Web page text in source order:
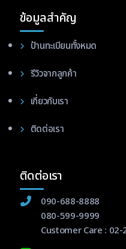
ข้อมูลสำคัญ
ป้านทะเบียนทั้งหมด
รีวิวจากลูกค้า
เกี่ยวกับเรา
ติดต่อเรา
ติดต่อเรา
090-688-8888
080-599-9999
Customer Care : 02-